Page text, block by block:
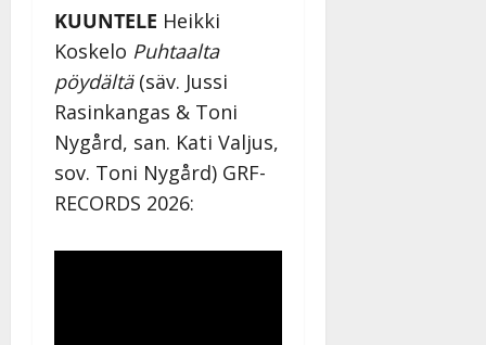
KUUNTELE Heikki
Koskelo Puhtaalta
pöydältä (säv. Jussi
Rasinkangas & Toni
Nygård, san. Kati Valjus,
sov. Toni Nygård) GRF-
RECORDS 2026: